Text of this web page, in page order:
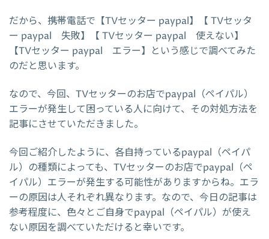
だから、携帯電話で【TVセッター paypal】【 TVセッタ
ー paypal 失敗】【 TVセッター paypal 使えない】
【TVセッター paypal エラー】という感じで調べてみた
のだと思います。
なので、今回、TVセッターのお店でpaypal（ペイパル）
エラーが発生して困っている人に向けて、その対処方法を
記事にさせていただきました。
今回ご紹介したように、各自持っているpaypal（ペイパ
ル）の種類によっても、TVセッターのお店でpaypal（ペ
イパル）エラーが発生する可能性がありますからね。エラ
ーの原因は人それぞれ異なります。なので、今日の記事は
参考程度に、色々とご自身でpaypal（ペイパル）が使え
ない原因を調べていただけると幸いです。